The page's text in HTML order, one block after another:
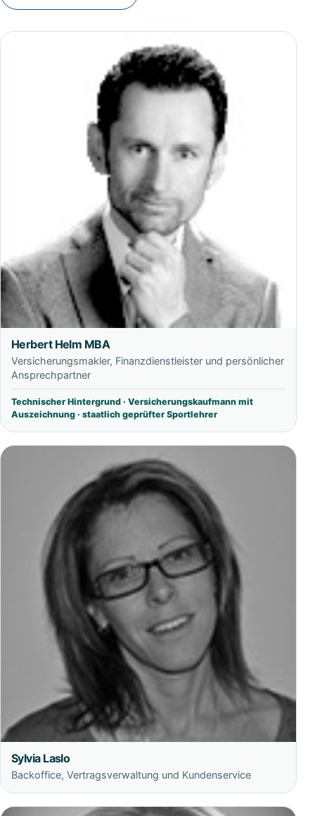
Herbert Helm MBA
Versicherungsmakler, Finanzdienstleister und persönlicher
Ansprechpartner
Technischer Hintergrund · Versicherungskaufmann mit
Auszeichnung · staatlich geprüfter Sportlehrer
Sylvia Laslo
Backoffice, Vertragsverwaltung und Kundenservice